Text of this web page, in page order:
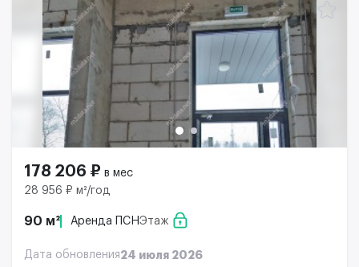
178 206 ₽ в мес
28 956 ₽ м²/год
90 м² Аренда ПСНЭтаж
Дата обновления24 июля 2026